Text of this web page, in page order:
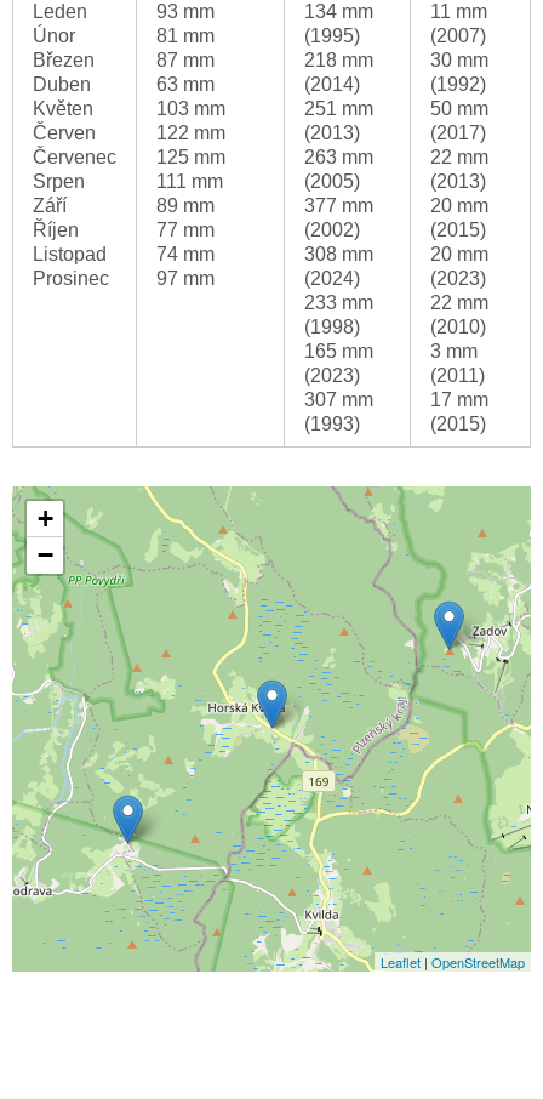
Leden
Únor
Březen
Duben
Květen
Červen
Červenec
Srpen
Září
Říjen
Listopad
Prosinec
93 mm
81 mm
87 mm
63 mm
103 mm
122 mm
125 mm
111 mm
89 mm
77 mm
74 mm
97 mm
134 mm
(1995)
218 mm
(2014)
251 mm
(2013)
263 mm
(2005)
377 mm
(2002)
308 mm
(2024)
233 mm
(1998)
165 mm
(2023)
307 mm
(1993)
11 mm
(2007)
30 mm
(1992)
50 mm
(2017)
22 mm
(2013)
20 mm
(2015)
20 mm
(2023)
22 mm
(2010)
3 mm
(2011)
17 mm
(2015)
+
−
Leaflet| OpenStreetMap